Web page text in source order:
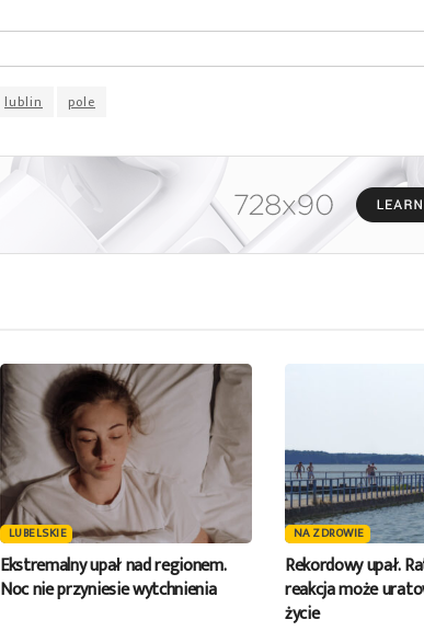
lublin pole
LUBELSKIE
Ekstremalny upał nad regionem.
Noc nie przyniesie wytchnienia
NA ZDROWIE
Rekordowy upał.
reakcja może
życie